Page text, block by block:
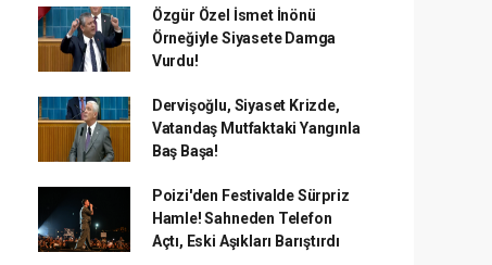
Özgür Özel İsmet İnönü
Örneğiyle Siyasete Damga
Vurdu!
Dervişoğlu, Siyaset Krizde,
Vatandaş Mutfaktaki Yangınla
Baş Başa!
Poizi'den Festivalde Sürpriz
Hamle! Sahneden Telefon
Açtı, Eski Aşıkları Barıştırdı